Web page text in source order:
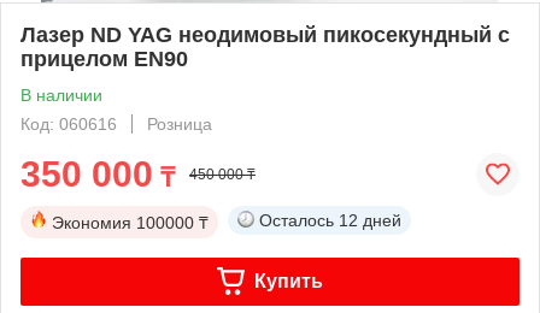
Лазер ND YAG неодимовый пикосекундный с
прицелом EN90
В наличии
Код: 060616
Розница
350 000 ₸ 450 000 ₸
Экономия 100000 ₸ Осталось 12 дней
Купить